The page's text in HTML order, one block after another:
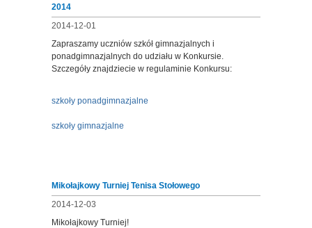
2014
2014-12-01
Zapraszamy uczniów szkół gimnazjalnych i
ponadgimnazjalnych do udziału w Konkursie.
Szczegóły znajdziecie w regulaminie Konkursu:
szkoły ponadgimnazjalne
szkoły gimnazjalne
Mikołajkowy Turniej Tenisa Stołowego
2014-12-03
Mikołajkowy Turniej!